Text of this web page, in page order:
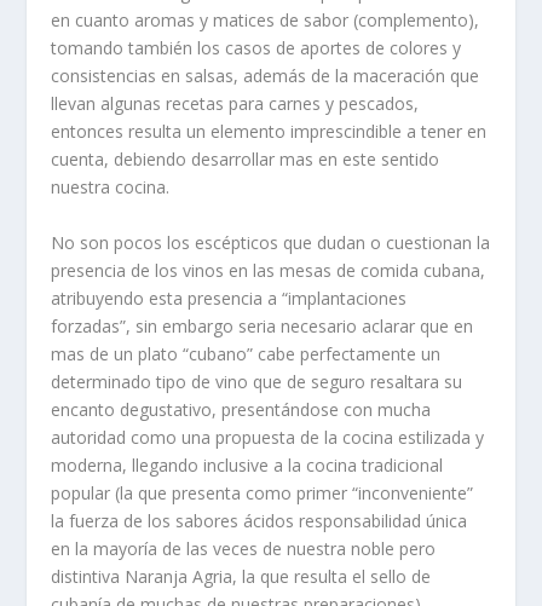
en cuanto aromas y matices de sabor (complemento),
tomando también los casos de aportes de colores y
consistencias en salsas, además de la maceración que
llevan algunas recetas para carnes y pescados,
entonces resulta un elemento imprescindible a tener en
cuenta, debiendo desarrollar mas en este sentido
nuestra cocina.
No son pocos los escépticos que dudan o cuestionan la
presencia de los vinos en las mesas de comida cubana,
atribuyendo esta presencia a “implantaciones
forzadas”, sin embargo seria necesario aclarar que en
mas de un plato “cubano” cabe perfectamente un
determinado tipo de vino que de seguro resaltara su
encanto degustativo, presentándose con mucha
autoridad como una propuesta de la cocina estilizada y
moderna, llegando inclusive a la cocina tradicional
popular (la que presenta como primer “inconveniente”
la fuerza de los sabores ácidos responsabilidad única
en la mayoría de las veces de nuestra noble pero
distintiva Naranja Agria, la que resulta el sello de